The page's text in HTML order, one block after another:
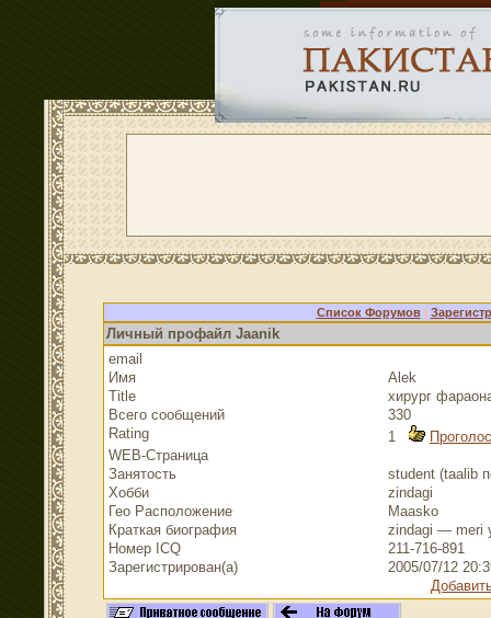
Список Форумов|
Личный профайл Jaanik
email
Имя
Alek
Title
хирург
Всего сообщений
330
Rating
1
WEB-Страница
Занятость
student (taalib
Хобби
zindagi
Гео Расположение
Maasko
Краткая биография
zindagi — meri
Номер ICQ
211-716-891
Зарегистрирован(а)
2005/07/12